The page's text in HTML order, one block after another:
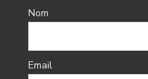
Nom
Email